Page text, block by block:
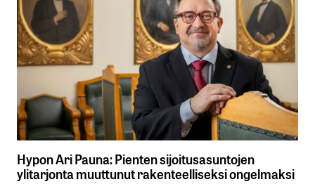
Hypon Ari Pauna: Pienten sijoitusasuntojen
ylitarjonta muuttunut rakenteelliseksi ongelmaksi